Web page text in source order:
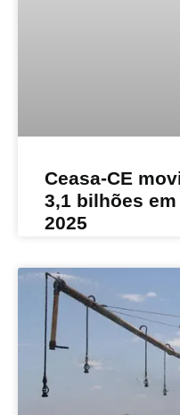
Ceasa-CE
3,1 bilhões
2025